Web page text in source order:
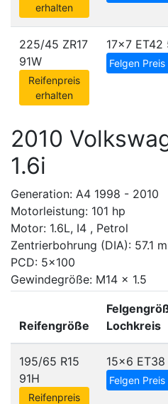
erhalten
225/45 ZR17
91W
Reifenpreis
erhalten
17x7 ET42
Felgen
2010
1.6i
Generation: A4 1998 - 2010
Motorleistung: 101 hp
Motor: 1.6L, I4 , Petrol
Zentrierbohrung (DIA): 57.1
PCD: 5x100
Gewindegröße: M14 x 1.5
Reifengröße
Lochkreis
195/65 R15
91H
Reifenpreis
15x6 ET38
Felgen